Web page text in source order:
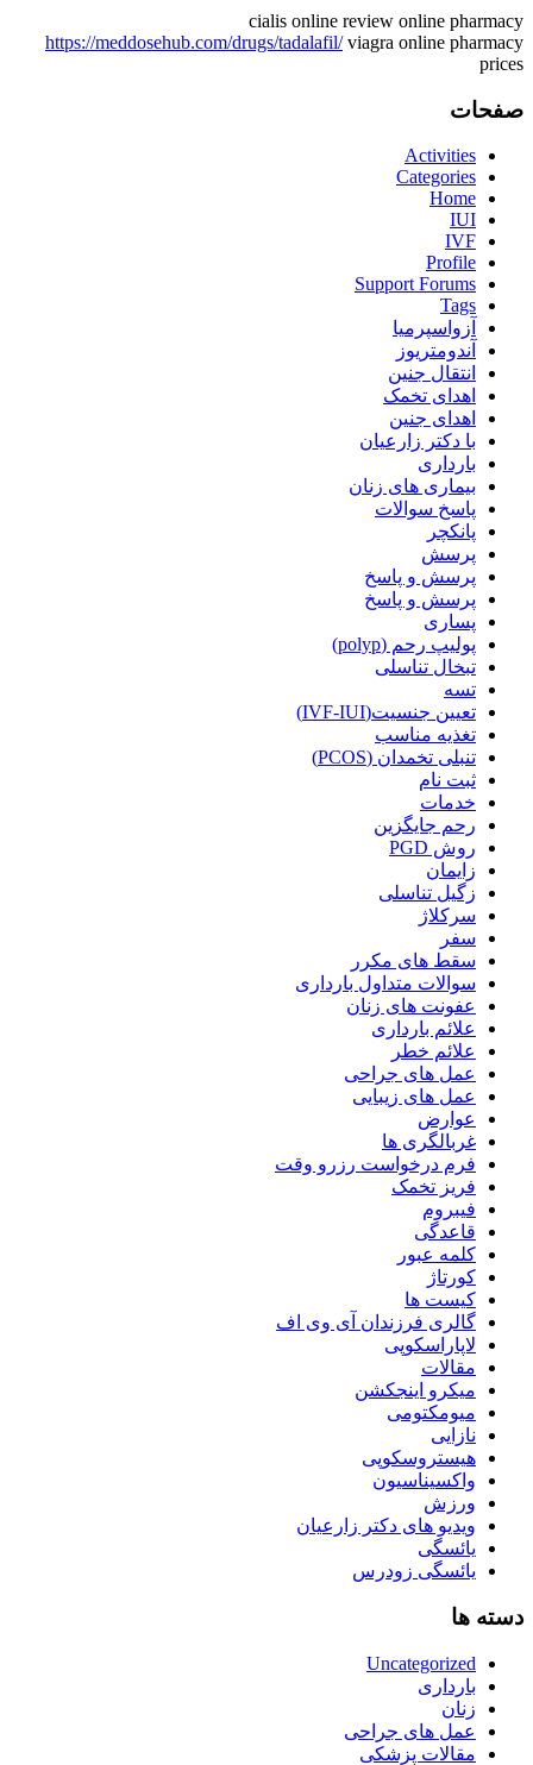
cialis online review online pharmacy
https://meddosehub.com/drugs/tadalafil/viagra online pharmacy
prices
صفحات
Activities
Categories
Home
IUI
IVF
Profile
Support Forums
Tags
آزواسپرمیا
آندومتریوز
انتقال جنین
اهدای تخمک
اهدای جنین
با دکتر زارعیان
بارداری
بیماری های زنان
پاسخ سوالات
پانکچر
پرسش
پرسش و پاسخ
پرسش و پاسخ
پساری
پولیپ رحم (polyp)
تبخال تناسلی
تسه
تعیین جنسیت(IVF-IUI)
تغذیه مناسب
تنبلی تخمدان (PCOS)
ثبت نام
خدمات
رحم جایگزین
روش PGD
زایمان
زگیل تناسلی
سرکلاژ
سفر
سقط های مکرر
سوالات متداول بارداری
عفونت های زنان
علائم بارداری
علائم خطر
عمل های جراحی
عمل های زیبایی
عوارض
غربالگری ها
فرم درخواست رزرو وقت
فریز تخمک
فیبروم
قاعدگی
کلمه عبور
کورتاژ
کیست ها
گالری فرزندان آی وی اف
لاپاراسکوپی
مقالات
میکرو اینجکشن
میومکتومی
نازایی
هیستروسکوپی
واکسیناسیون
ورزش
ویدیو های دکتر زارعیان
یائسگی
یائسگی زودرس
دسته ها
Uncategorized
بارداری
زنان
عمل های جراحی
مقالات پزشکی